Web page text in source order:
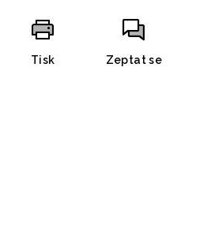
Tisk Zeptat se